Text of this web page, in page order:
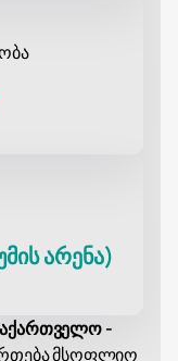
არენა)
-
მსოფლიო